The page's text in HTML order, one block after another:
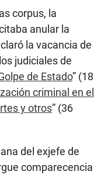
corpus, la
anular la
la vacancia de
judiciales de
de Estado” (18
criminal en el
y otros” (36
del exjefe de
comparecencia